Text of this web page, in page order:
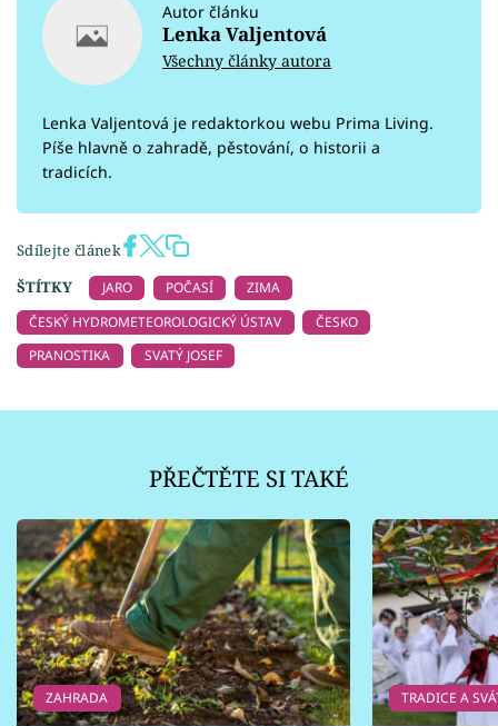
Autor článku
Lenka Valjentová
Všechny články autora
Lenka Valjentová je redaktorkou webu Prima Living.
Píše hlavně o zahradě, pěstování, o historii a
tradicích.
Sdílejte článek
ŠTÍTKY
JARO POČASÍ
ZIMA
ČESKÝ HYDROMETEOROLOGICKÝ ÚSTAV
ČESKO
PRANOSTIKA
SVATÝ JOSEF
PŘEČTĚTE SI TAKÉ
ZAHRADA TRADICE A